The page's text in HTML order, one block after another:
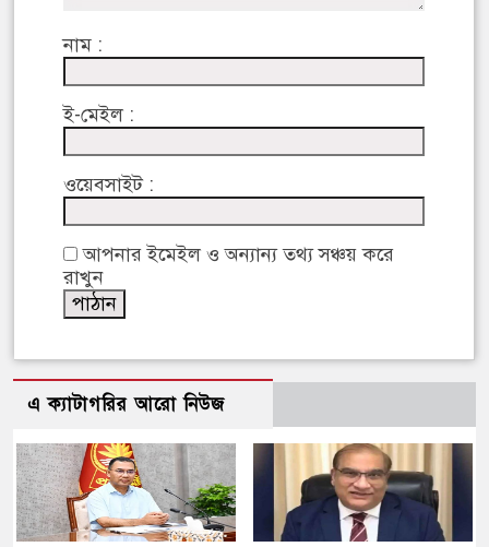
নাম :
ই-মেইল :
ওয়েবসাইট :
আপনার ইমেইল ও অন্যান্য তথ্য সঞ্চয় করে
রাখুন
এ ক্যাটাগরির আরো নিউজ